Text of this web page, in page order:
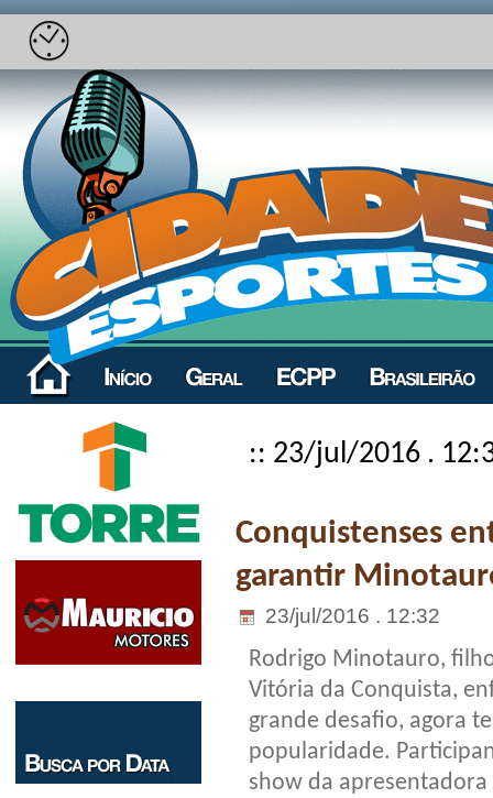
:: 23/jul/2016 .
Conquistenses
garantir
23/jul/2016 . 12:32
Rodrigo Minotauro,
Vitória da Conquista,
grande desafio, agora
popularidade.
show da